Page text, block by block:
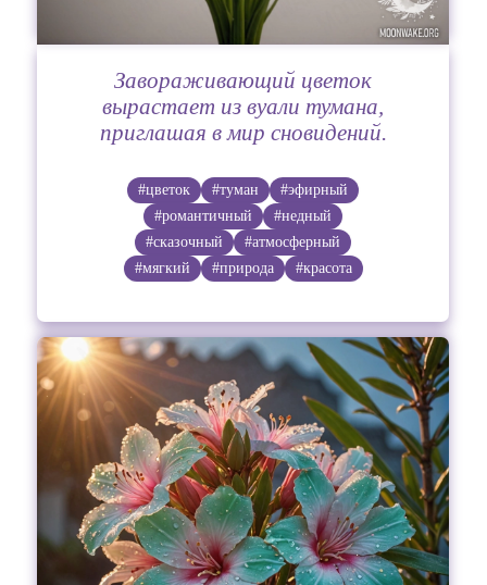
Завораживающий цветок
вырастает из вуали тумана,
приглашая в мир сновидений.
#цветок #туман
#эфирный
#романтичный
#недный
#сказочный
#атмосферный
#мягкий
#природа #красота